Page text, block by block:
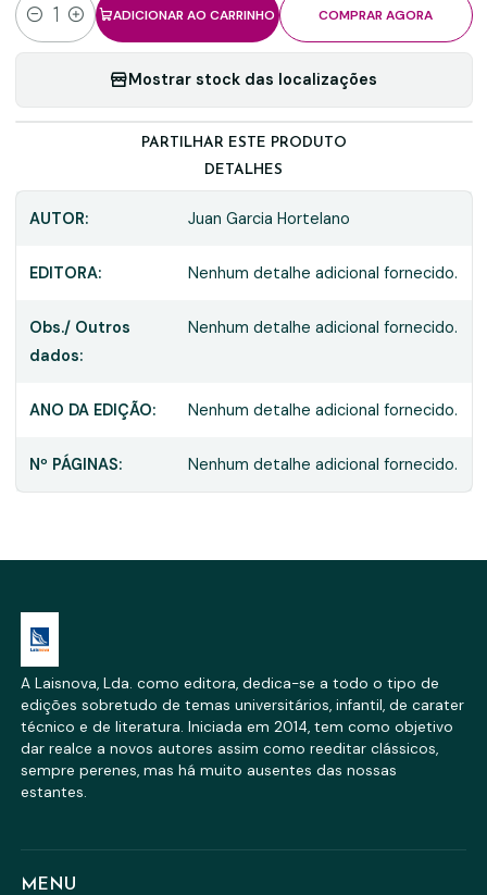
Quantidade
ADICIONAR AO CARRINHO COMPRAR AGORA
Mostrar stock das localizações
PARTILHAR ESTE PRODUTO
DETALHES
AUTOR: Juan Garcia Hortelano
EDITORA: Nenhum detalhe adicional fornecido.
Obs./ Outros
dados:
Nenhum detalhe adicional fornecido.
ANO DA EDIÇÃO: Nenhum detalhe adicional fornecido.
Nº PÁGINAS: Nenhum detalhe adicional fornecido.
A Laisnova, Lda. como editora, dedica-se a todo o tipo de
edições sobretudo de temas universitários, infantil, de carater
técnico e de literatura. Iniciada em 2014, tem como objetivo
dar realce a novos autores assim como reeditar clássicos,
sempre perenes, mas há muito ausentes das nossas
estantes.
MENU